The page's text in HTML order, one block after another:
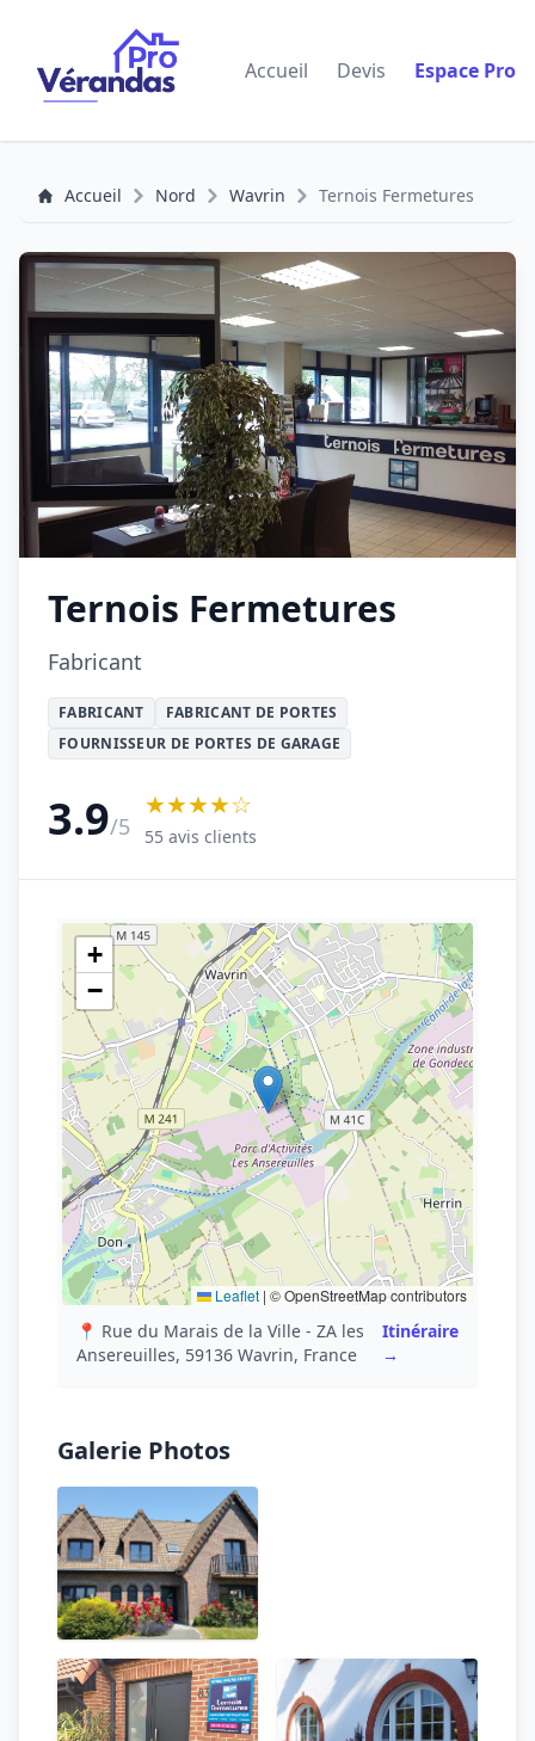
Accueil Devis Espace Pro
Accueil Nord Wavrin Ternois Fermetures
Ternois Fermetures
Fabricant
FABRICANT
FABRICANT DE PORTES
FOURNISSEUR DE PORTES DE GARAGE
3.9/5
★★★★☆
55 avis clients
+
−
Leaflet | © OpenStreetMap contributors
📍 Rue du Marais de la Ville - ZA les
Ansereuilles, 59136 Wavrin, France
Itinéraire
→
Galerie Photos